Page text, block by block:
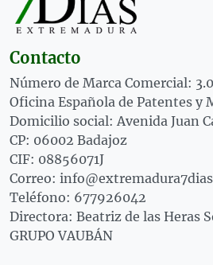
Contacto
Número de Marca Comercial:
Oficina Española de Patentes y
Domicilio social: Avenida Juan
CP: 06002 Badajoz
CIF: 08856071J
Correo:
Teléfono: 677926042
Directora: Beatriz de las Heras
GRUPO VAUBÁN